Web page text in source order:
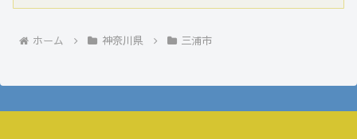
ホーム 神奈川県 三浦市